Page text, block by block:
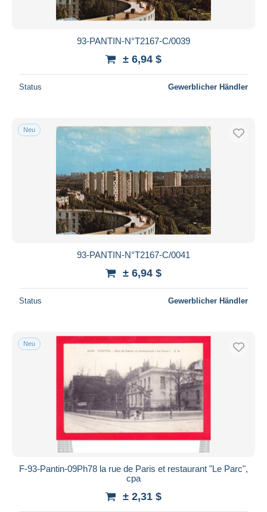
93-PANTIN-N°T2167-C/0039
± 6,94 $
Status Gewerblicher Händler
Neu
93-PANTIN-N°T2167-C/0041
± 6,94 $
Status Gewerblicher Händler
Neu
F-93-Pantin-09Ph78 la rue de Paris et restaurant "Le Parc",
cpa
± 2,31 $